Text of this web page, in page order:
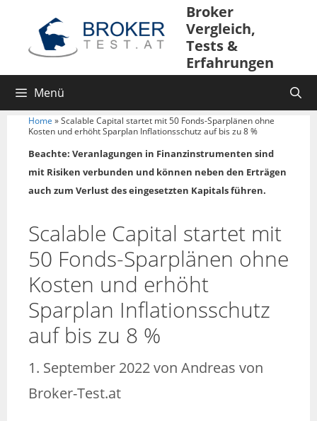
Broker
Vergleich,
Tests &
Erfahrungen
Menü
Home »Scalable Capital startet mit 50 Fonds-Sparplänen ohne
Kosten und erhöht Sparplan Inflationsschutz auf bis zu 8 %
Beachte: Veranlagungen in Finanzinstrumenten sind
mit Risiken verbunden und können neben den Erträgen
auch zum Verlust des eingesetzten Kapitals führen.
Scalable Capital startet mit
50 Fonds-Sparplänen ohne
Kosten und erhöht
Sparplan Inflationsschutz
auf bis zu 8 %
1. September 2022von Andreas von
Broker-Test.at